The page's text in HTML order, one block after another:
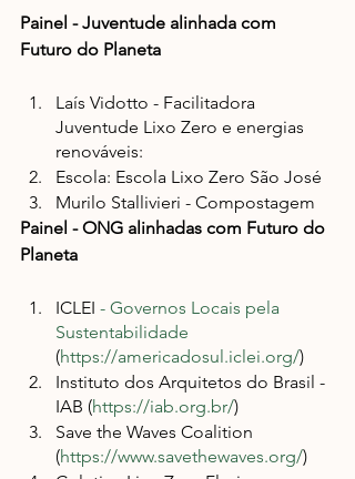
Painel - Juventude alinhada com
Futuro do Planeta
Laís Vidotto - Facilitadora
Juventude Lixo Zero e energias
renováveis:
Escola: Escola Lixo Zero São José
Murilo Stallivieri - Compostagem
Painel - ONG alinhadas com Futuro do
Planeta
ICLEI - Governos Locais pela
Sustentabilidade
(https://americadosul.iclei.org/)
Instituto dos Arquitetos do Brasil -
IAB (https://iab.org.br/)
Save the Waves Coalition
(https://www.savethewaves.org/)